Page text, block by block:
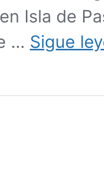
Isla de
… Sigue